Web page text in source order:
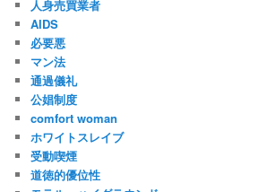
人身売買業者
AIDS
必要悪
マン法
通過儀礼
公娼制度
comfort woman
ホワイトスレイブ
受動喫煙
道徳的優位性